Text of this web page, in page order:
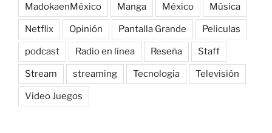
MadokaenMéxico Manga México Música
Netflix Opinión Pantalla Grande Peliculas
podcast Radio en línea Reseña Staff
Stream streaming Tecnologia Televisión
Video Juegos